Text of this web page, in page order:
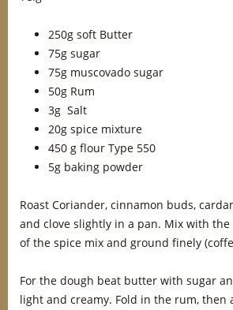
250g soft Butter
75g sugar
75g muscovado sugar
50g Rum
3g Salt
20g spice mixture
450 g flour Type 550
5g baking powder
Roast Coriander, cinnamon buds,
and clove slightly in a pan. Mix with
of the spice mix and ground finely
For the dough beat butter with sugar
light and creamy. Fold in the rum, then